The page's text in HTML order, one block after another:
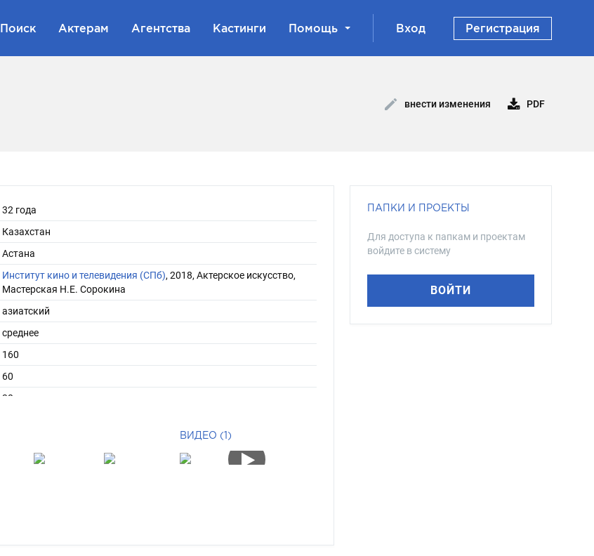
Поиск Актерам Агентства Кастинги Помощь Вход Регистрация
внести изменения PDF
32 года
Казахстан
Астана
Институт кино и телевидения (СПб), 2018, Актерское искусство,
Мастерская Н.Е. Сорокина
азиатский
среднее
160
60
38
ВИДЕО (1)
ПАПКИ И ПРОЕКТЫ
Для доступа к папкам и проектам
войдите в систему
ВОЙТИ